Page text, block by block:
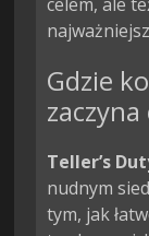
Gdzie
zaczyna
Teller’s
nudnym
tym, jak